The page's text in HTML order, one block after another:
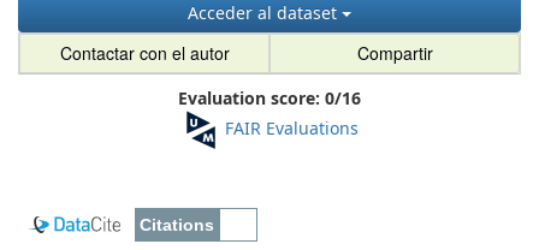
Acceder al dataset
Contactar con el autor Compartir
Evaluation score: 0/16
FAIR Evaluations